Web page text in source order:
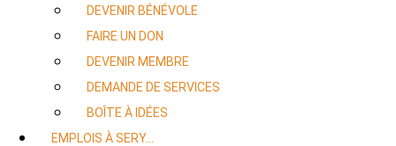
DEVENIR BÉNÉVOLE
FAIRE UN DON
DEVENIR MEMBRE
DEMANDE DE SERVICES
BOÎTE À IDÉES
EMPLOIS À SERY…